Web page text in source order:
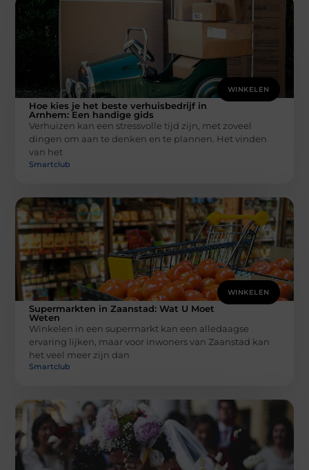
WINKELEN
Hoe kies je het beste verhuisbedrijf in
Arnhem: Een handige gids
Verhuizen kan een stressvolle tijd zijn, met zoveel
dingen om aan te denken en te plannen. Het vinden
van het
Smartclub
WINKELEN
Supermarkten in Zaanstad: Wat U Moet
Weten
Winkelen in een supermarkt kan een alledaagse
ervaring lijken, maar voor inwoners van Zaanstad kan
het veel meer zijn dan
Smartclub